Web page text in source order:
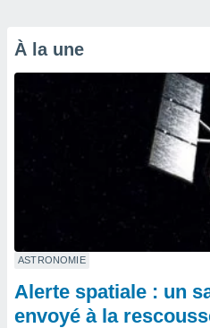
À la une
ASTRONOMIE
Alerte spatiale : un
envoyé à la